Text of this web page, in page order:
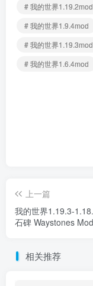
# 我的世界1.19.2mod
# 我的世界1.9.4mod
# 我的世界1.19.3mod
# 我的世界1.6.4mod
上一篇
我的世界1.19.3-
石碑 Waystones Mod
相关推荐